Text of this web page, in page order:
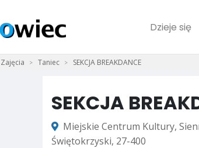
Dzieje się
Zajęcia Taniec SEKCJA BREAKDANCE
SEKCJA
Miejskie Centrum Kultury,
Świętokrzyski, 27-400